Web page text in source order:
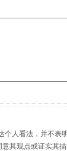
个人看法，并不
其观点或证实其